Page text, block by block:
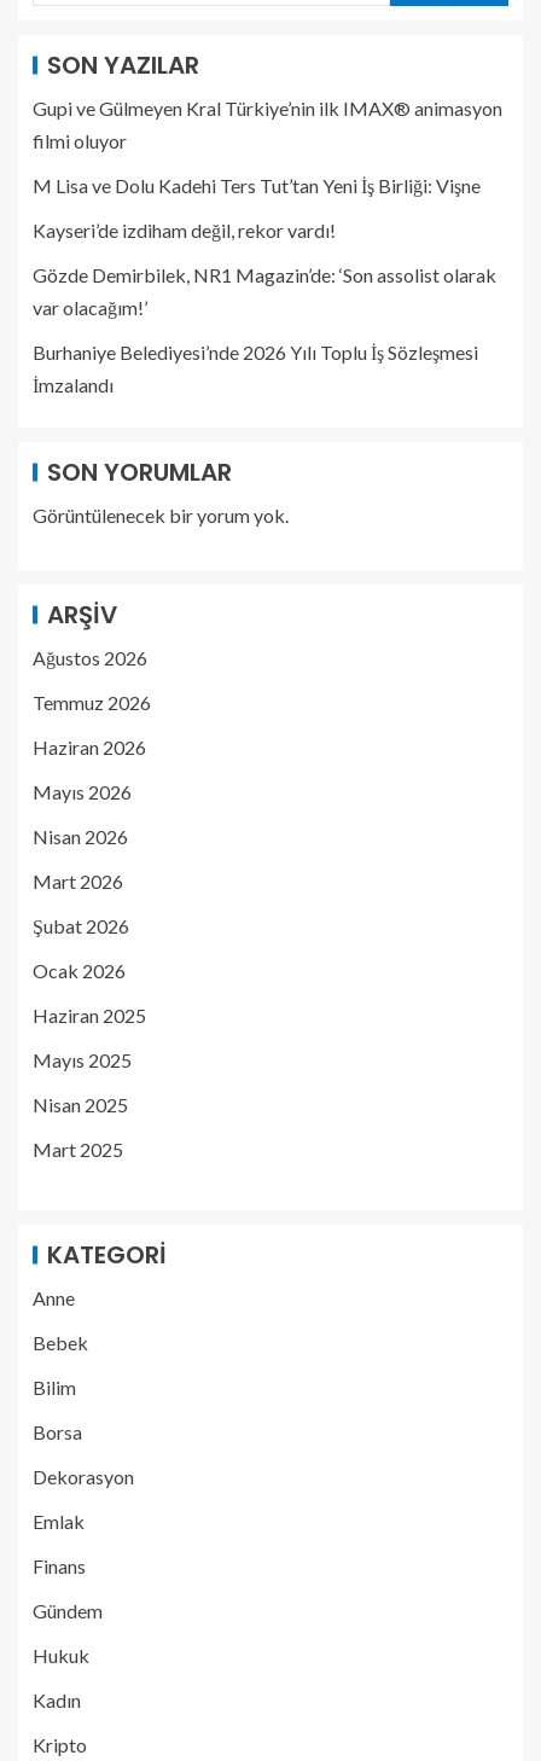
SON YAZILAR
Gupi ve Gülmeyen Kral Türkiye’nin ilk IMAX® animasyon
filmi oluyor
M Lisa ve Dolu Kadehi Ters Tut’tan Yeni İş Birliği: Vişne
Kayseri’de izdiham değil, rekor vardı!
Gözde Demirbilek, NR1 Magazin’de: ‘Son assolist olarak
var olacağım!’
Burhaniye Belediyesi’nde 2026 Yılı Toplu İş Sözleşmesi
İmzalandı
SON YORUMLAR
Görüntülenecek bir yorum yok.
ARŞIV
Ağustos 2026
Temmuz 2026
Haziran 2026
Mayıs 2026
Nisan 2026
Mart 2026
Şubat 2026
Ocak 2026
Haziran 2025
Mayıs 2025
Nisan 2025
Mart 2025
KATEGORI
Anne
Bebek
Bilim
Borsa
Dekorasyon
Emlak
Finans
Gündem
Hukuk
Kadın
Kripto